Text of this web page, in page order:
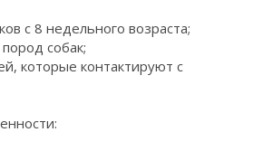
с 8 недельного возраста;
собак;
которые контактируют с